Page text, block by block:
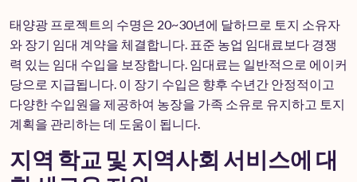
태양광 프로젝트의 수명은 20~30년에 달하므로 토지 소유자
와 장기 임대 계약을 체결합니다. 표준 농업 임대료보다 경쟁
력 있는 임대 수입을 보장합니다. 임대료는 일반적으로 에이커
당으로 지급됩니다. 이 장기 수입은 향후 수년간 안정적이고
다양한 수입원을 제공하여 농장을 가족 소유로 유지하고 토지
계획을 관리하는 데 도움이 됩니다.
지역 학교 및 지역사회 서비스에 대